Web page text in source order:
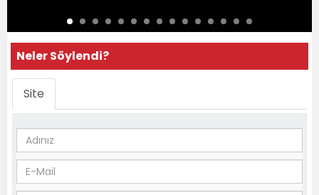
Neler Söylendi?
Site